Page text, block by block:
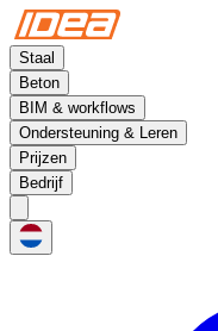
Staal
Beton
BIM & workflows
Ondersteuning & Leren
Prijzen
Bedrijf